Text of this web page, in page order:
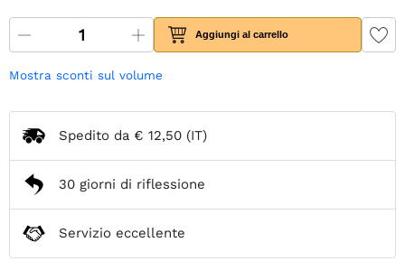
Aggiungi al carrello
Mostra sconti sul volume
Spedito da € 12,50 (IT)
30 giorni di riflessione
Servizio eccellente